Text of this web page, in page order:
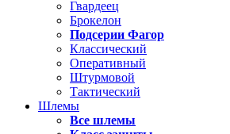
Гвардеец
Брокелон
Подсерии Фагор
Классический
Оперативный
Штурмовой
Тактический
Шлемы
Все шлемы